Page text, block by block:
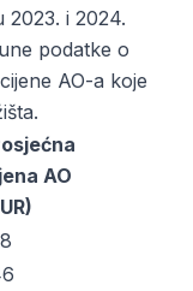
2023. i 2024.
podatke o
AO-a koje
AO